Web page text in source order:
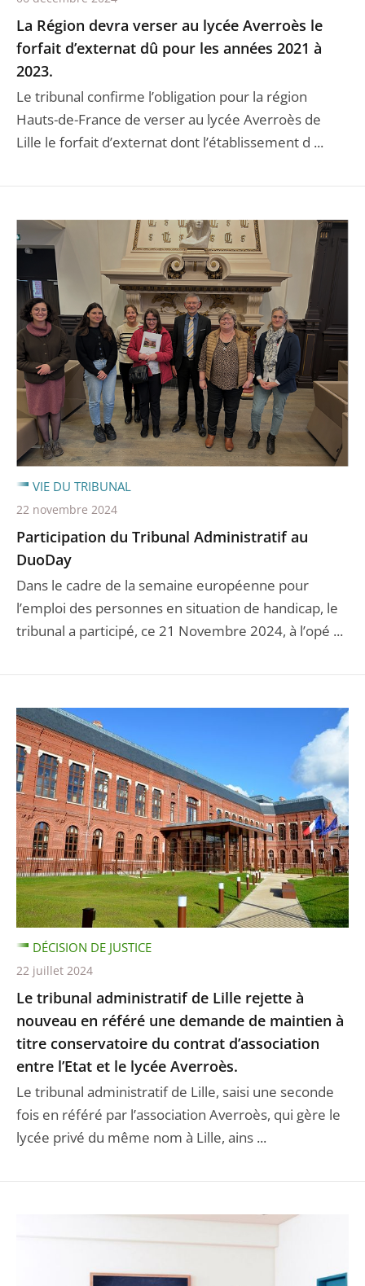
La Région devra verser au lycée Averroès le
forfait d’externat dû pour les années 2021 à
2023.
Le tribunal confirme l’obligation pour la région
Hauts-de-France de verser au lycée Averroès de
Lille le forfait d’externat dont l’établissement d ...
Participation du Tribunal Administratif au
DuoDay
Dans le cadre de la semaine européenne pour
l’emploi des personnes en situation de handicap, le
tribunal a participé, ce 21 Novembre 2024, à l’opé ...
VIE DU TRIBUNAL
22 novembre 2024
Le tribunal administratif de Lille rejette à
nouveau en référé une demande de maintien à
titre conservatoire du contrat d’association
entre l’Etat et le lycée Averroès.
Le tribunal administratif de Lille, saisi une seconde
fois en référé par l’association Averroès, qui gère le
lycée privé du même nom à Lille, ains ...
DÉCISION DE JUSTICE
22 juillet 2024